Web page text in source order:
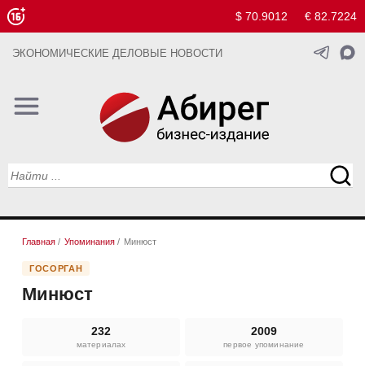
$ 70.9012 € 82.7224
ЭКОНОМИЧЕСКИЕ ДЕЛОВЫЕ НОВОСТИ
Главная / Упоминания / Минюст
ГОСОРГАН
Минюст
232
материалах
2009
первое упоминание